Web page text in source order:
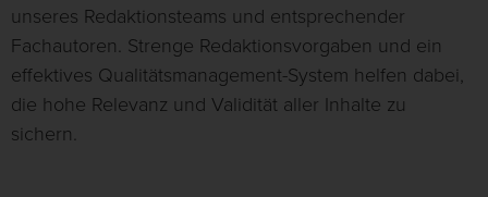
unseres Redaktionsteams und entsprechender
Fachautoren. Strenge Redaktionsvorgaben und ein
effektives Qualitätsmanagement-System helfen dabei,
die hohe Relevanz und Validität aller Inhalte zu
sichern.